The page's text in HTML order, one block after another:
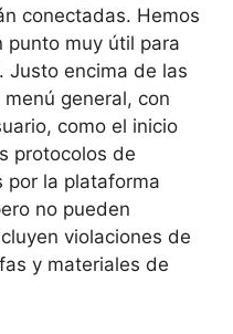
conectadas. Hemos
punto muy útil para
Justo encima de las
general, con
como el inicio
protocolos de
por la plataforma
no pueden
violaciones de
y materiales de